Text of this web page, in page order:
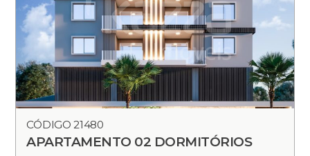
CÓDIGO 21480
APARTAMENTO 02 DORMITÓRIOS